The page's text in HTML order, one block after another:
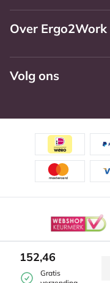
152,46
Gratis
Over Ergo2Work
Volg ons
Disclaimer